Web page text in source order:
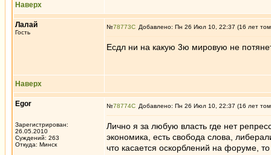
Наверх
Лалай
Гость
№78773 Добавлено: Пн 26 Июл 10, 22:37 (16 лет
Есдл ни на какую 3ю мировую не
Наверх
Egor
Зарегистрирован:
26.05.2010
Суждений: 263
Откуда: Минск
№78774 Добавлено: Пн 26 Июл 10, 22:37 (16 лет
Лично я за любую власть где нет
экономика, есть свобода слова,
что касается оскорблений на форуме,